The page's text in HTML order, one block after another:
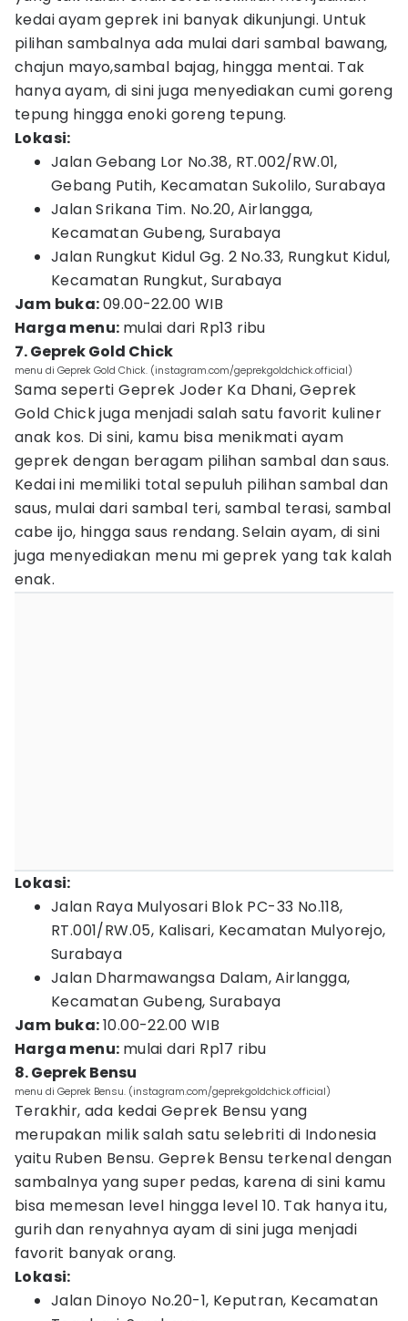
kedai ayam geprek ini banyak dikunjungi. Untuk
pilihan sambalnya ada mulai dari sambal bawang,
chajun mayo,sambal bajag, hingga mentai. Tak
hanya ayam, di sini juga menyediakan cumi goreng
tepung hingga enoki goreng tepung.
Lokasi:
Jalan Gebang Lor No.38, RT.002/RW.01,
Gebang Putih, Kecamatan Sukolilo, Surabaya
Jalan Srikana Tim. No.20, Airlangga,
Kecamatan Gubeng, Surabaya
Jalan Rungkut Kidul Gg. 2 No.33, Rungkut Kidul,
Kecamatan Rungkut, Surabaya
Jam buka:09.00-22.00 WIB
Harga menu: mulai dari Rp13 ribu
7. Geprek Gold Chick
menu di Geprek Gold Chick. (instagram.com/geprekgoldchick.official)
Sama seperti Geprek Joder Ka Dhani, Geprek
Gold Chick juga menjadi salah satu favorit kuliner
anak kos. Di sini, kamu bisa menikmati ayam
geprek dengan beragam pilihan sambal dan saus.
Kedai ini memiliki total sepuluh pilihan sambal dan
saus, mulai dari sambal teri, sambal terasi, sambal
cabe ijo, hingga saus rendang. Selain ayam, di sini
juga menyediakan menu mi geprek yang tak kalah
enak.
Lokasi:
Jalan Raya Mulyosari Blok PC-33 No.118,
RT.001/RW.05, Kalisari, Kecamatan Mulyorejo,
Surabaya
Jalan Dharmawangsa Dalam, Airlangga,
Kecamatan Gubeng, Surabaya
Jam buka:10.00-22.00 WIB
Harga menu: mulai dari Rp17 ribu
8. Geprek Bensu
menu di Geprek Bensu. (instagram.com/geprekgoldchick.official)
Terakhir, ada kedai Geprek Bensu yang
merupakan milik salah satu selebriti di Indonesia
yaitu Ruben Bensu. Geprek Bensu terkenal dengan
sambalnya yang super pedas, karena di sini kamu
bisa memesan level hingga level 10. Tak hanya itu,
gurih dan renyahnya ayam di sini juga menjadi
favorit banyak orang.
Lokasi:
Jalan Dinoyo No.20-1, Keputran, Kecamatan